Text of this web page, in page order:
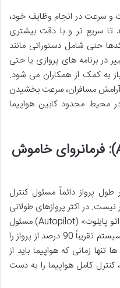
و سرعت در انجام وظایف خود،
تا سریع تر و با دقت بیشتری
کدها حتی شامل دستوراتی مانند
در برنامه های پروازی یا حتی
به کمک از همکاران می شود.
آرامش مسافران، سرعت بخشیدن
محیط محدود کابین هواپیما
خلبان خودکار (Autopilot): فرمانروای خاموش
پرواز دائماً مسئول کنترل
در اکثر پروازهای طولانی
مدت، سیستم هدایت خودکار یا همان «اتو پایلوت» (Autopilot) مسئول
کنترل بیشتر جنبه های پرواز است. این سیستم تقریباً 90 درصد از پرواز را
زمانی که هواپیما باید از
کنترل کامل هواپیما را به دست